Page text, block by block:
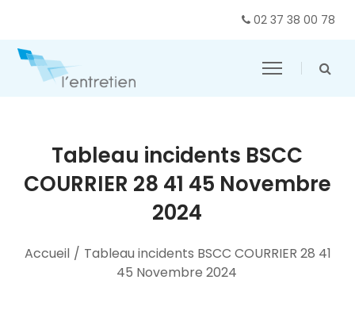
02 37 38 00 78
Tableau incidents BSCC
COURRIER 28 41 45 Novembre
2024
Accueil / Tableau incidents BSCC COURRIER 28 41
45 Novembre 2024